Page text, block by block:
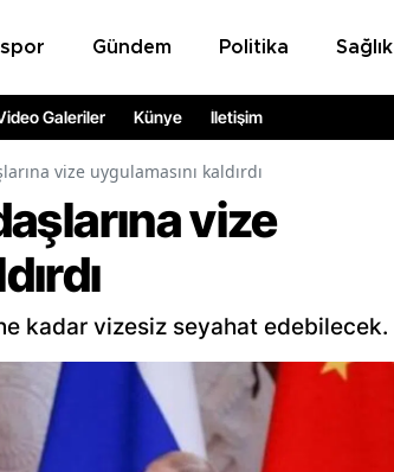
Gündem Politika Sağlık
Galeriler Künye İletişim
vize uygulamasını kaldırdı
vize
kadar vizesiz seyahat edebilecek.